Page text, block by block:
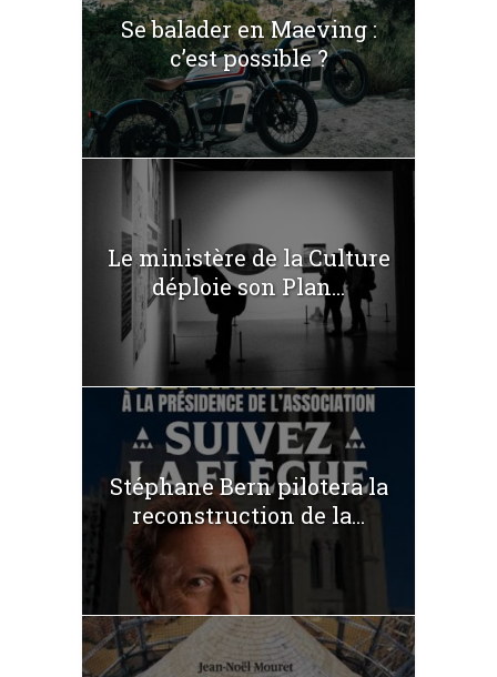
Se balader en Maeving :
c’est possible ?
Le ministère de la Culture
déploie son Plan...
Stéphane Bern pilotera la
reconstruction de la...